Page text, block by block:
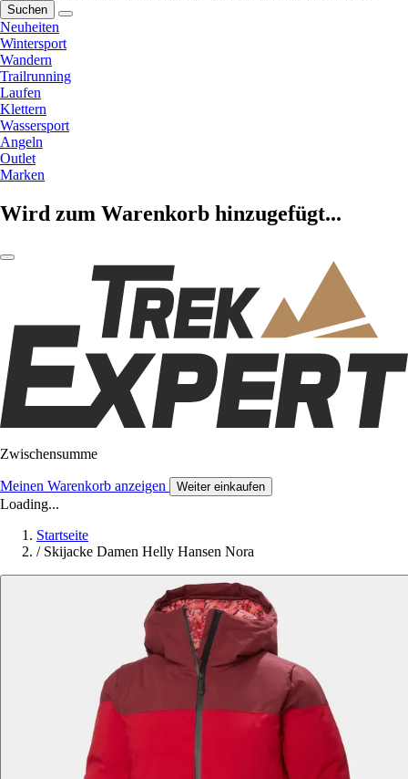
Suchen
Neuheiten
Wintersport
Wandern
Trailrunning
Laufen
Klettern
Wassersport
Angeln
Outlet
Marken
Wird zum Warenkorb hinzugefügt...
Zwischensumme
Meinen Warenkorb anzeigen Weiter einkaufen
Loading...
Startseite
/ Skijacke Damen Helly Hansen Nora